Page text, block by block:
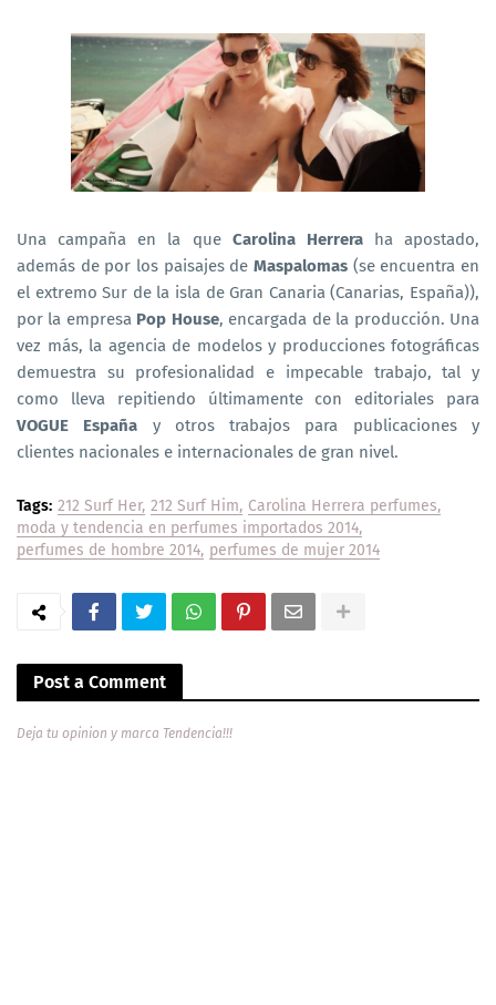
Una campaña en la queCarolina Herreraha apostado,
además de por los paisajes de Maspalomas (se encuentra en
el extremo Sur de la isla de Gran Canaria (Canarias, España)),
por la empresa Pop House, encargada de la producción. Una
vez más, la agencia de modelos y producciones fotográficas
demuestra su profesionalidad e impecable trabajo, tal y
como lleva repitiendo últimamente con editoriales para
VOGUE España y otros trabajos para publicaciones y
clientes nacionales e internacionales de gran nivel.
Tags: 212 Surf Her 212 Surf Him Carolina Herrera perfumes
moda y tendencia en perfumes importados 2014
perfumes de hombre 2014 perfumes de mujer 2014
Post a Comment
Deja tu opinion y marca Tendencia!!!